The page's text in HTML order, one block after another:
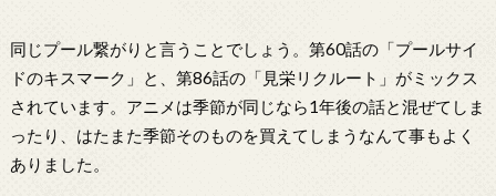
同じプール繋がりと言うことでしょう。第60話の「プールサイ
ドのキスマーク」と、第86話の「見栄リクルート」がミックス
されています。アニメは季節が同じなら1年後の話と混ぜてしま
ったり、はたまた季節そのものを買えてしまうなんて事もよく
ありました。